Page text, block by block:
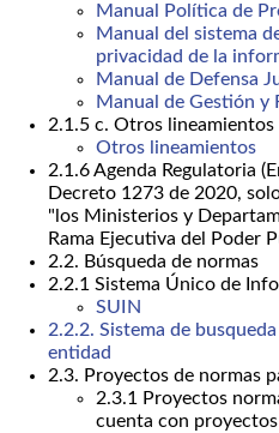
Manual Política de
Manual del sistema
privacidad de la
Manual de Defensa
Manual de Gestión y
2.1.5 c. Otros lineamientos
Otros lineamientos
2.1.6 Agenda Regulatoria
Decreto 1273 de 2020,
"los Ministerios y
Rama Ejecutiva del Poder
2.2. Búsqueda de normas
2.2.1 Sistema Único de
SUIN
2.2.2. Sistema de
entidad
2.3. Proyectos de normas
2.3.1 Proyectos
cuenta con